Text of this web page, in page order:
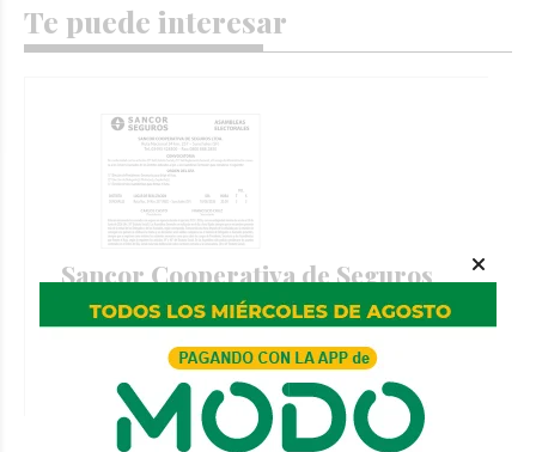
Te puede interesar
Sancor Cooperativa de Seguros
Ltda. convoca a Asamblea Electoral
a los asociados del Distrito
Sunchales
SANCOR COOPERATIVA DE SEGUROS LTDA.
Contenido patrocinado